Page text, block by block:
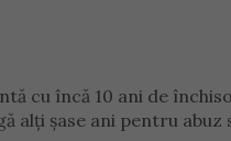
cu încă 10 ani de
alți șase ani pentru abuz